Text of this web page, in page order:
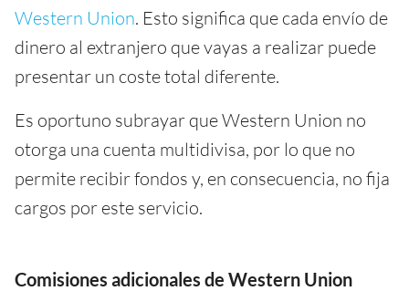
Western Union. Esto significa que cada envío de
dinero al extranjero que vayas a realizar puede
presentar un coste total diferente.
Es oportuno subrayar que Western Union no
otorga una cuenta multidivisa, por lo que no
permite recibir fondos y, en consecuencia, no fija
cargos por este servicio.
Comisiones adicionales de Western Union